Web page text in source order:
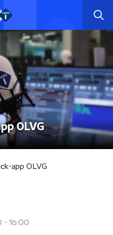
OLVG
app OLVG
- 16:00